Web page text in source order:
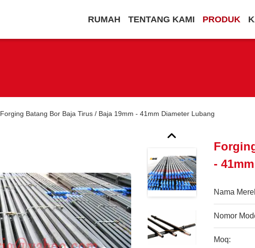
RUMAH TENTANG KAMI PRODUK
Forging Batang Bor Baja Tirus / Baja 19mm - 41mm Diameter Lubang
-
Nama
Nomor
Moq: